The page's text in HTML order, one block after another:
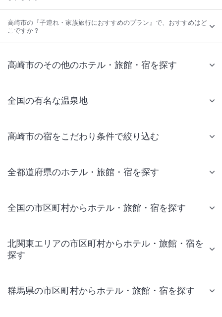
高崎市の『子連れ・家族旅行におすすめのプラン』で、おすすめはど
こですか？
高崎市のその他のホテル・旅館・宿を探す
全国の有名な温泉地
高崎市の宿をこだわり条件で絞り込む
全都道府県のホテル・旅館・宿を探す
全国の市区町村からホテル・旅館・宿を探す
北関東エリアの市区町村からホテル・旅館・宿を
探す
群馬県の市区町村からホテル・旅館・宿を探す